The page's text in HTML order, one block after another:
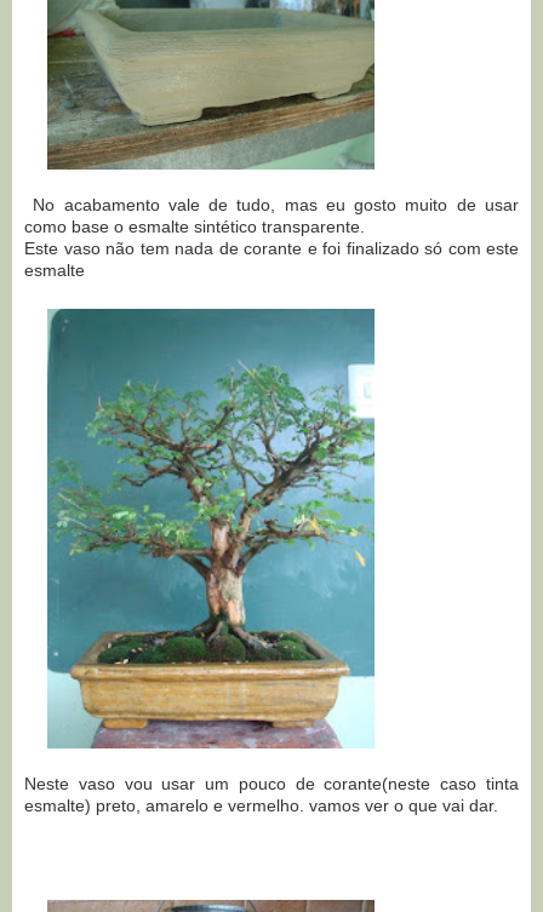
No acabamento vale de tudo, mas eu gosto muito de usar
como base o esmalte sintético transparente.
Este vaso não tem nada de corante e foi finalizado só com este
esmalte
Neste vaso vou usar um pouco de corante(neste caso tinta
esmalte) preto, amarelo e vermelho. vamos ver o que vai dar.